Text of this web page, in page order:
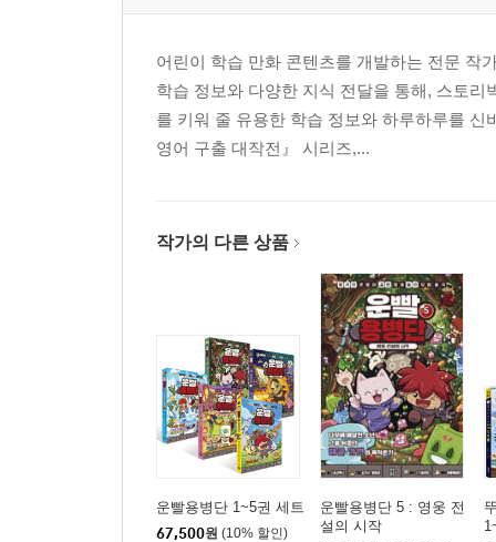
어린이 학습 만화 콘텐츠를 개발하는 전문 작
학습 정보와 다양한 지식 전달을 통해, 스토
를 키워 줄 유용한 학습 정보와 하루하루를
영어 구출 대작전』 시리즈,...
작가의 다른 상품
운빨용병단 1~5권 세트
67,500원 (10% 할인)
운빨용병단 5 : 영웅 전
설의 시작